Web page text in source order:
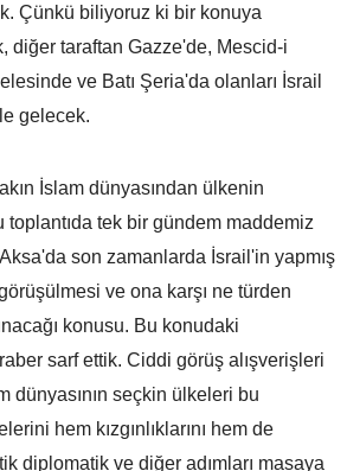
Çünkü biliyoruz ki bir konuya
diğer taraftan Gazze'de, Mescid-i
ve Batı Şeria'da olanları İsrail
gelecek.
İslam dünyasından ülkenin
toplantıda tek bir gündem maddemiz
son zamanlarda İsrail'in yapmış
ve ona karşı ne türden
konusu. Bu konudaki
sarf ettik. Ciddi görüş alışverişleri
dünyasının seçkin ülkeleri bu
hem kızgınlıklarını hem de
diplomatik ve diğer adımları masaya